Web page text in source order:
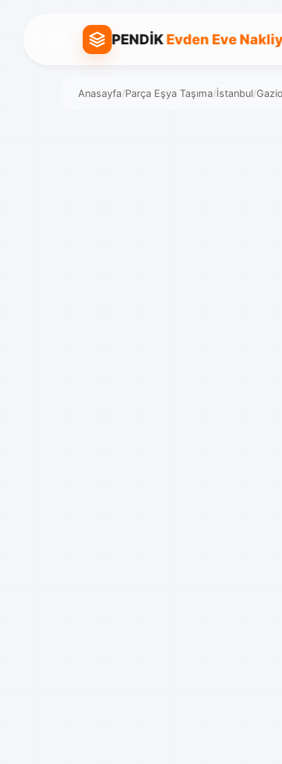
PENDİKEvden Eve
Anasayfa/Parça Eşya Taşıma/İstanbul/